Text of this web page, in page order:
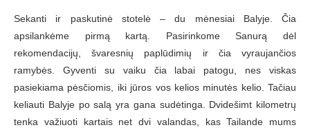
Sekanti ir paskutinė stotelė – du mėnesiai Balyje. Čia
apsilankėme pirmą kartą. Pasirinkome Sanurą dėl
rekomendacijų, švaresnių paplūdimių ir čia vyraujančios
ramybės. Gyventi su vaiku čia labai patogu, nes viskas
pasiekiama pėsčiomis, iki jūros vos kelios minutės kelio. Tačiau
keliauti Balyje po salą yra gana sudėtinga. Dvidešimt kilometrų
tenka važiuoti kartais net dvi valandas, kas Tailande mums